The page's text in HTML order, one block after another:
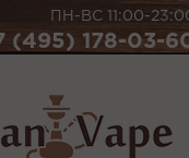
ПН-ВС 11:00-
(495) 178-03-